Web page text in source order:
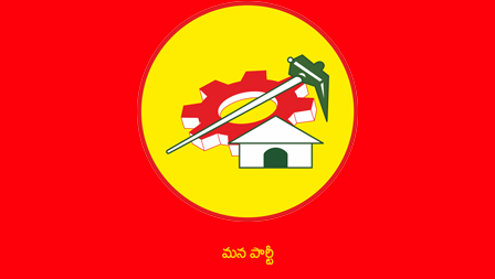
మన పార్టీ